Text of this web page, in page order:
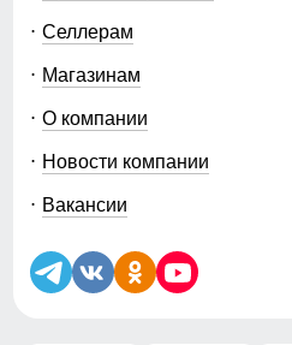
Селлерам
Магазинам
О компании
Новости компании
Вакансии